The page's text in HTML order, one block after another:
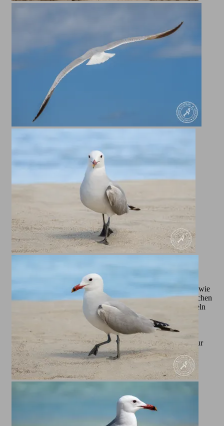
Das Verhalten der Mittelmeermöwe ist ebenso faszinierend wie
ihr Erscheinungsbild. Während der Brutzeit, die meist zwischen
März und Juli liegt, nisten sie in Kolonien auf Klippen, Inseln
oder anderen geschützten Gebieten. Ihre Jungen werden
liebevoll versorgt und verteidigt, oft auch gegen größere
Bedrohungen. Ihre Rufe, ein markantes, oft schrilles „kjaa-
kjaa“, sind an den Küsten kaum zu überhören und tragen zur
besonderen Atmosphäre dieser Orte bei. Alle hier von mir
gezeigten Bilder sind übrigens rund um Cala Millor auf
Mallorca entstanden.